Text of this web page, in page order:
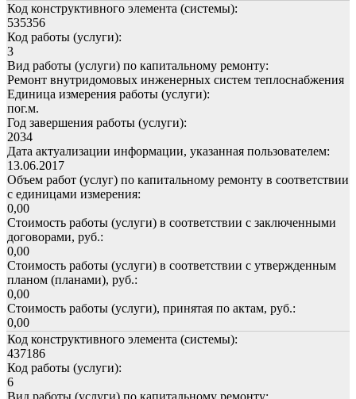
Код конструктивного элемента (системы):
535356
Код работы (услуги):
3
Вид работы (услуги) по капитальному ремонту:
Ремонт внутридомовых инженерных систем теплоснабжения
Единица измерения работы (услуги):
пог.м.
Год завершения работы (услуги):
2034
Дата актуализации информации, указанная пользователем:
13.06.2017
Объем работ (услуг) по капитальному ремонту в соответствии
с единицами измерения:
0,00
Стоимость работы (услуги) в соответствии с заключенными
договорами, руб.:
0,00
Стоимость работы (услуги) в соответствии с утвержденным
планом (планами), руб.:
0,00
Стоимость работы (услуги), принятая по актам, руб.:
0,00
Код конструктивного элемента (системы):
437186
Код работы (услуги):
6
Вид работы (услуги) по капитальному ремонту: